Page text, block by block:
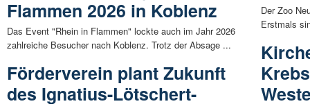
Flammen 2026 in Koblenz
Das Event "Rhein in Flammen" lockte auch im Jahr 2026
zahlreiche Besucher nach Koblenz. Trotz der Absage ...
Förderverein plant Zukunft
des Ignatius-Lötschert-
Der Zoo
Erstmals